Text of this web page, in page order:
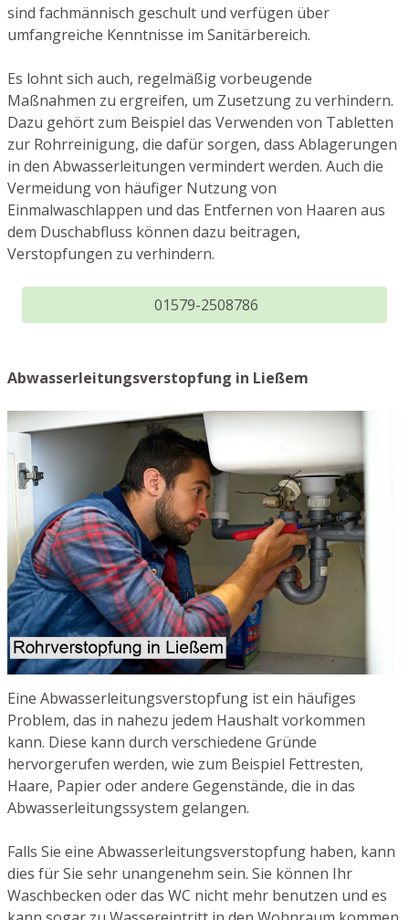
sind fachmännisch geschult und verfügen über
umfangreiche Kenntnisse im Sanitärbereich.
Es lohnt sich auch, regelmäßig vorbeugende
Maßnahmen zu ergreifen, um Zusetzung zu verhindern.
Dazu gehört zum Beispiel das Verwenden von Tabletten
zur Rohrreinigung, die dafür sorgen, dass Ablagerungen
in den Abwasserleitungen vermindert werden. Auch die
Vermeidung von häufiger Nutzung von
Einmalwaschlappen und das Entfernen von Haaren aus
dem Duschabfluss können dazu beitragen,
Verstopfungen zu verhindern.
01579-2508786
Abwasserleitungsverstopfung in Ließem
Eine Abwasserleitungsverstopfung ist ein häufiges
Problem, das in nahezu jedem Haushalt vorkommen
kann. Diese kann durch verschiedene Gründe
hervorgerufen werden, wie zum Beispiel Fettresten,
Haare, Papier oder andere Gegenstände, die in das
Abwasserleitungssystem gelangen.
Falls Sie eine Abwasserleitungsverstopfung haben, kann
dies für Sie sehr unangenehm sein. Sie können Ihr
Waschbecken oder das WC nicht mehr benutzen und es